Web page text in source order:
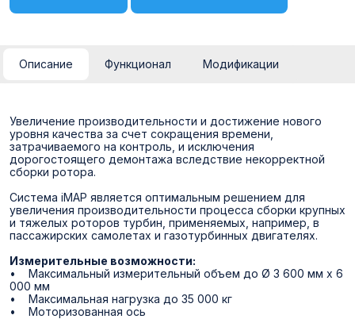
Описание Функционал Модификации
Увеличение производительности и достижение нового
уровня качества за счет сокращения времени,
затрачиваемого на контроль, и исключения
дорогостоящего демонтажа вследствие некорректной
сборки ротора.
Система iMAP является оптимальным решением для
увеличения производительности процесса сборки крупных
и тяжелых роторов турбин, применяемых, например, в
пассажирских самолетах и газотурбинных двигателях.
Измерительные возможности:
• Максимальный измерительный объем до Ø 3 600 мм x 6
000 мм
• Максимальная нагрузка до 35 000 кг
• Моторизованная ось